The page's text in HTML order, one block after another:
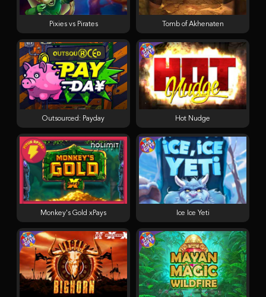
Outsourced: Payday Hot Nudge
Monkey's Gold xPays
Tomb of Akhenaten
Pixies vs Pirates
Ice Ice Yeti